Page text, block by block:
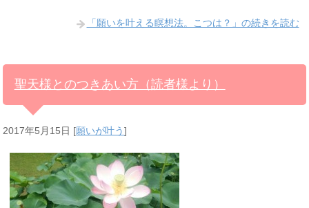
「願いを叶える瞑想法。こつは？」の続きを読む
聖天様とのつきあい方（読者様より）
2017年5月15日 [願いが叶う]